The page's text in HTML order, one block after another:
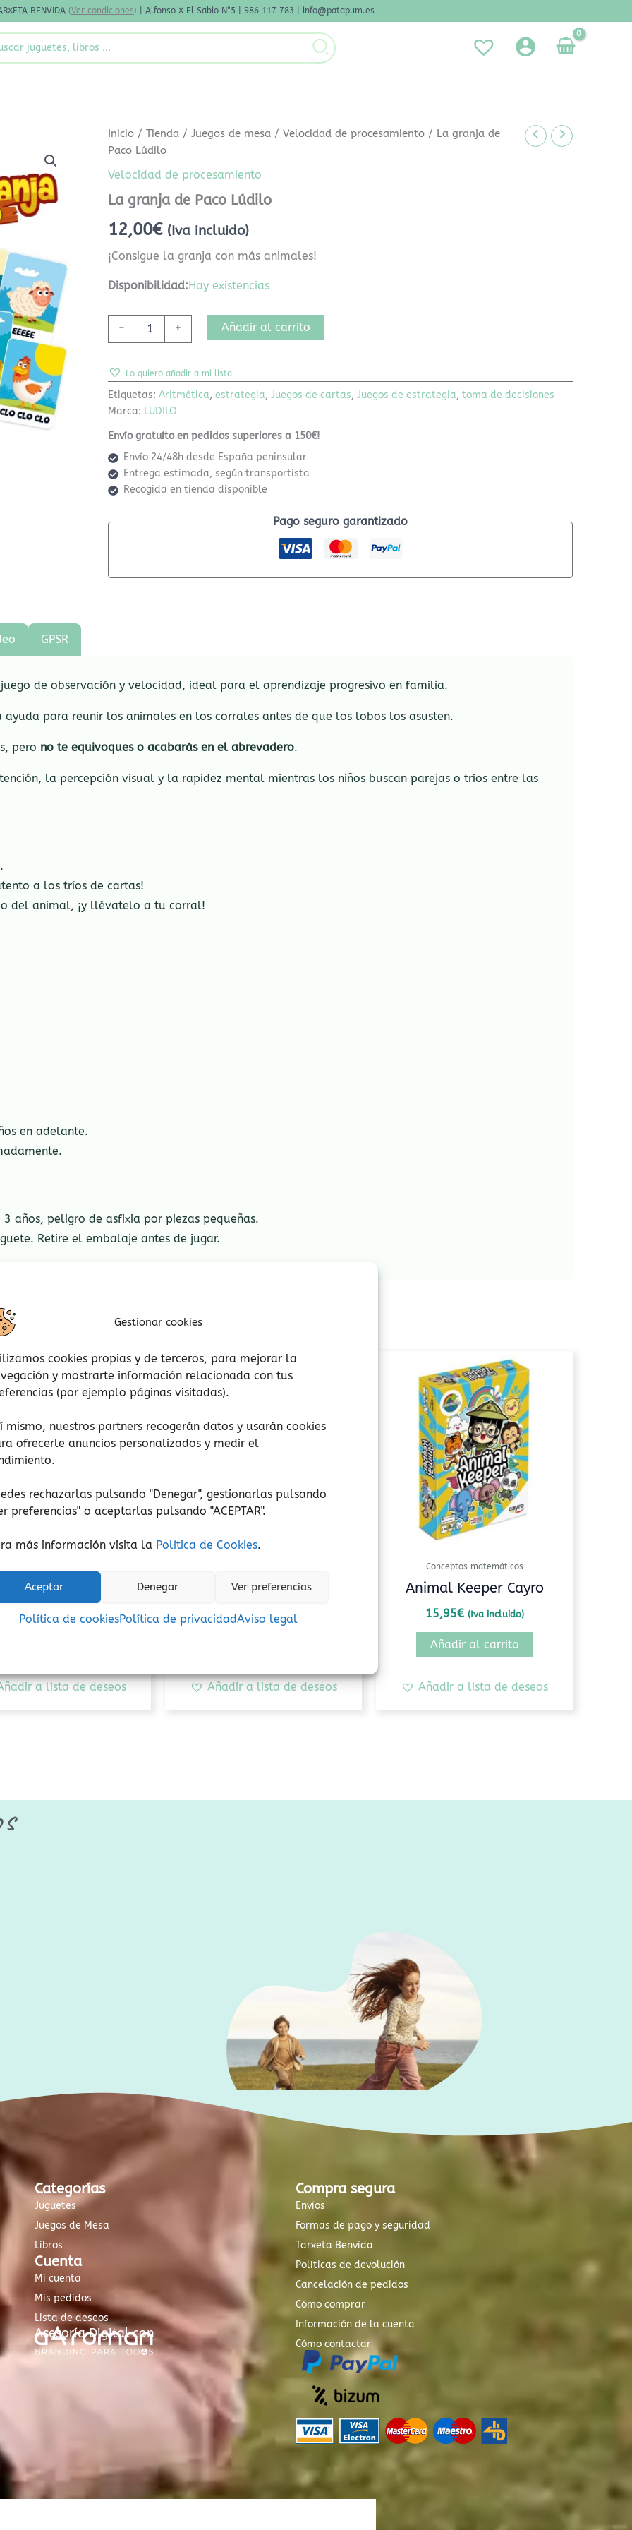
Gestionar cookies
cookies propias y de terceros, para mejorar la
y mostrarte información relacionada con tus
(por ejemplo páginas visitadas).
mismo, nuestros partners recogerán datos y usarán cookies
ofrecerle anuncios personalizados y medir el
rechazarlas pulsando "Denegar", gestionarlas pulsando
preferencias" o aceptarlas pulsando "ACEPTAR".
más información visita la Política de Cookies.
Aceptar Denegar Ver preferencias
Política de cookiesPolítica de privacidadAviso legal
BENVIDA (Ver condiciones) | Alfonso X El Sabio N°5 | 986 117 783 | info@patapum.es
Inicio /Tienda /Juegos de mesa /Velocidad de procesamiento / La granja de
Paco Lúdilo
Velocidad de procesamiento
La granja de Paco Lúdilo
12,00€ (Iva incluido)
¡Consigue la granja con más animales!
Disponibilidad:Hay existencias
-
La
granja
Paco
cantidad
+ Añadir al carrito
Lo quiero añadir a mi lista
Etiquetas:Aritmética,estrategia,Juegos de cartas,Juegos de estrategia,toma de decisiones
Marca: LUDILO
Envío gratuíto en pedidos superiores a 150€!
Envío 24/48h desde España peninsular
Entrega estimada, según transportista
Recogida en tienda disponible
Pago seguro garantizado
GPSR
de observación y velocidad, ideal para el aprendizaje progresivo en familia.
ayuda para reunir los animales en los corrales antes de que los lobos los asusten.
pero no te equivoques o acabarás en el abrevadero.
la percepción visual y la rapidez mental mientras los niños buscan parejas o tríos entre las
a los tríos de cartas!
del animal, ¡y llévatelo a tu corral!
en adelante.
años, peligro de asfixia por piezas pequeñas.
Retire el embalaje antes de jugar.
Monsters Cayro
11,95€ (Iva incluido)
a lista de deseos
Demasia2 conejos Lúdilo
18,00 € (Iva incluido)
Añadir a lista de deseos
Conceptos matemáticos
Animal Keeper Cayro
15,95€ (Iva incluido)
Añadir al carrito
Añadir a lista de deseos
Categorías
Juguetes
Juegos de Mesa
Libros
Cuenta
Mi cuenta
Mis pedidos
Lista de deseos
Asesoría Digital con
Compra segura
Envíos
Formas de pago y seguridad
Tarxeta Benvida
Políticas de devolución
Cancelación de pedidos
Cómo comprar
Información de la cuenta
Cómo contactar